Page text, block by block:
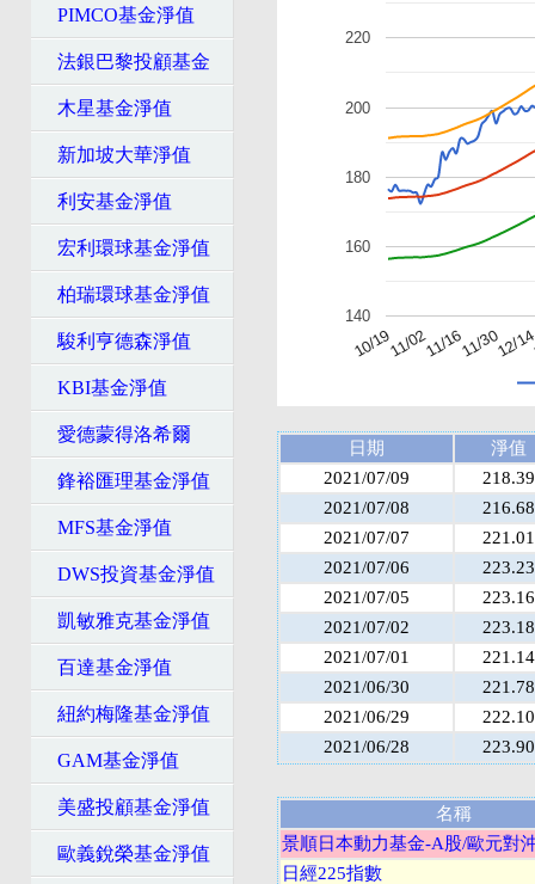
PIMCO基金淨值
法銀巴黎投顧基金
木星基金淨值
新加坡大華淨值
利安基金淨值
宏利環球基金淨值
柏瑞環球基金淨值
駿利亨德森淨值
KBI基金淨值
愛德蒙得洛希爾
鋒裕匯理基金淨值
MFS基金淨值
DWS投資基金淨值
凱敏雅克基金淨值
百達基金淨值
紐約梅隆基金淨值
GAM基金淨值
美盛投顧基金淨值
歐義銳榮基金淨值
10/1911/0211/1611/3012/
140
160
180
200
220
日期
淨值
2021/07/09
218.39
2021/07/08
216.68
2021/07/07
221.01
2021/07/06
223.23
2021/07/05
223.16
2021/07/02
223.18
2021/07/01
221.14
2021/06/30
221.78
2021/06/29
222.10
2021/06/28
223.90
名稱
景順日本動力基金-A股/歐元對
日經225指數